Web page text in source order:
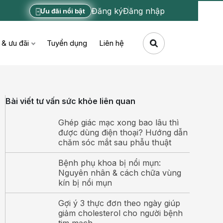
Ưu đãi nổi bật Đăng kýĐăng nhập
ưu đãi Tuyển dụng Liên hệ
Bài viết tư vấn sức khỏe liên quan
Ghép giác mạc xong bao lâu thì
được dùng điện thoại? Hướng dẫn
chăm sóc mắt sau phẫu thuật
Bệnh phụ khoa bị nổi mụn:
Nguyên nhân & cách chữa vùng
kín bị nổi mụn
Gợi ý 3 thực đơn theo ngày giúp
giảm cholesterol cho người bệnh